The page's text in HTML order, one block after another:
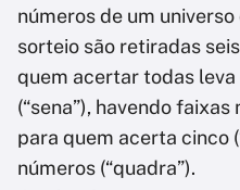
números de um universo
sorteio são retiradas
quem acertar todas
(“sena”), havendo
para quem acerta cinco
números (“quadra”).